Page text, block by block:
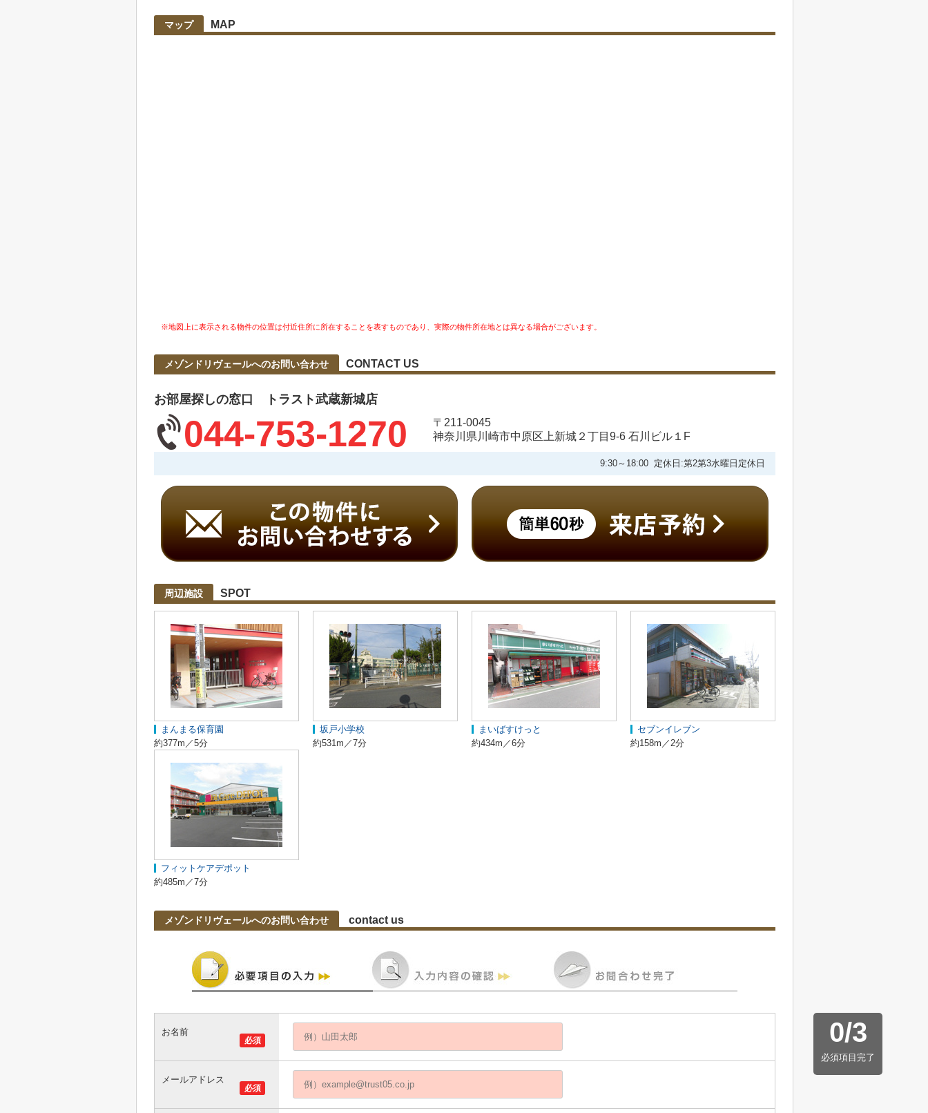
マップ MAP
※地図上に表示される物件の位置は付近住所に所在することを表すものであり、実際の物件所在地とは異なる場合がございます。
メゾンドリヴェールへのお問い合わせ CONTACT US
お部屋探しの窓口 トラスト武蔵新城店
044-753-1270
〒211-0045
神奈川県川崎市中原区上新城２丁目9-6 石川ビル１F
9:30～18:00 定休日:第2第3水曜日定休日
周辺施設 SPOT
まんまる保育園
約377m／5分
坂戸小学校
約531m／7分
まいばすけっと
約434m／6分
セブンイレブン
約158m／2分
フィットケアデポット
約485m／7分
メゾンドリヴェールへのお問い合わせ contact us
0/3
必須項目完了
必須
お名前
必須
メールアドレス